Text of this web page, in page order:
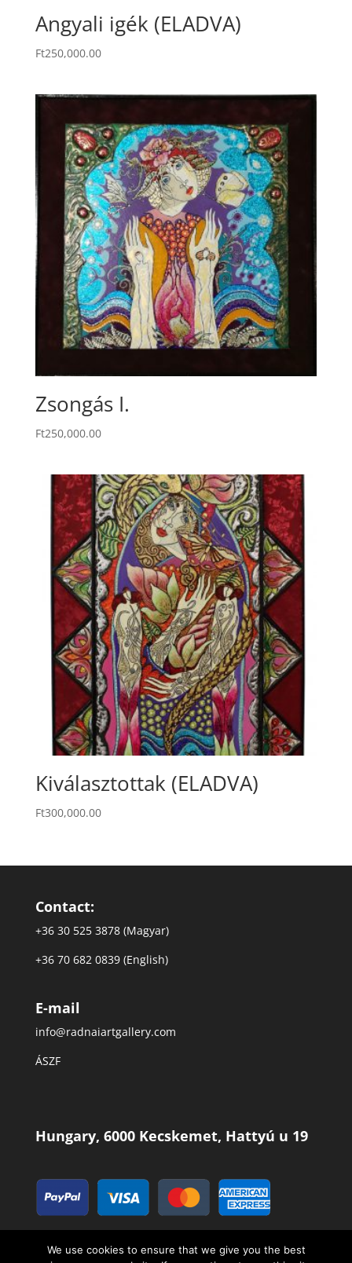
Angyali igék (ELADVA)
Ft250,000.00
Zsongás I.
Ft250,000.00
Kiválasztottak (ELADVA)
Ft300,000.00
Contact:
+36 30 525 3878 (Magyar)
+36 70 682 0839 (English)
E-mail
info@radnaiartgallery.com
ÁSZF
Hungary, 6000 Kecskemet, Hattyú u 19
We use cookies to ensure that we give you the best